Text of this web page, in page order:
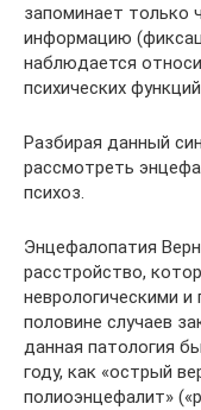
запоминает только
информацию
наблюдается
психических
Разбирая данный
рассмотреть
психоз.
Энцефалопатия
расстройство,
неврологическими и
половине случаев
данная патология
году, как «острый
полиоэнцефалит»